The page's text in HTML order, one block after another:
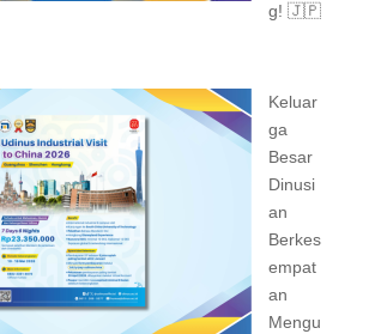
g! 🇯🇵
Keluar
ga
Besar
Dinusi
an
Berkes
empat
an
Mengu